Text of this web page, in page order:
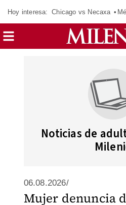
Hoy interesa: Chicago vs Necaxa
Noticias de
06.08.2026/
Mujer denuncia